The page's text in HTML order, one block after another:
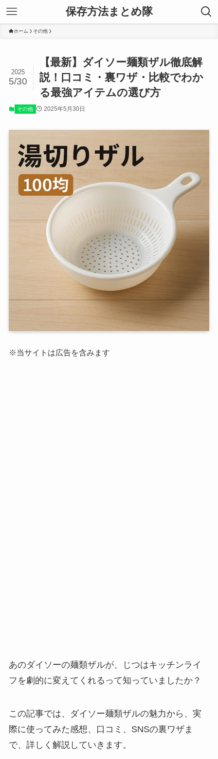
保存方法まとめ隊
ホーム その他
【最新】ダイソー麺類ザル徹底解
説！口コミ・裏ワザ・比較でわか
る最強アイテムの選び方
2025
5/30
その他 2025年5月30日
※当サイトは広告を含みます
あのダイソーの麺類ザルが、じつはキッチンライ
フを劇的に変えてくれるって知っていましたか？
この記事では、ダイソー麺類ザルの魅力から、実
際に使ってみた感想、口コミ、SNSの裏ワザま
で、詳しく解説していきます。